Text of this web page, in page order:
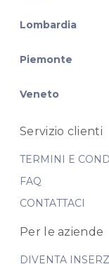
Lombardia
Piemonte
Veneto
Servizio clienti
TERMINI E
FAQ
CONTATTACI
Per le aziende
DIVENTA